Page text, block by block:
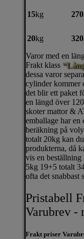
15kg 270
20kg 320
Varor med en
Frakt klass
dessa varor
cylinder kommer
det blir ett paket
en längd över
skoter mattor &
emballage har en
beräkning på
totalt 20kg kan
produkterna, då
vis en beställning
5kg 19+5 totalt
ofta det snabbast
Pristabell
Varubrev -
Frakt priser